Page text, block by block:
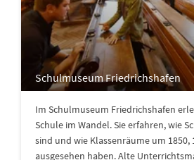
Schulmuseum Friedrichshafen
Im Schulmuseum Friedrichshafen
Schule im Wandel. Sie erfahren, wie
sind und wie Klassenräume um 1850,
ausgesehen haben. Alte